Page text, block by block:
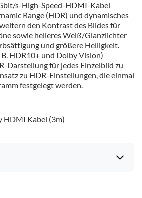
s-High-Speed-HDMI-Kabel
Range (HDR) und dynamisches
den Kontrast des Bildes für
sowie helleres Weiß/Glanzlichter
und größere Helligkeit.
B. HDR10+ und Dolby Vision)
Darstellung für jedes Einzelbild zu
zu HDR-Einstellungen, die einmal
festgelegt werden.
HDMI Kabel (3m)